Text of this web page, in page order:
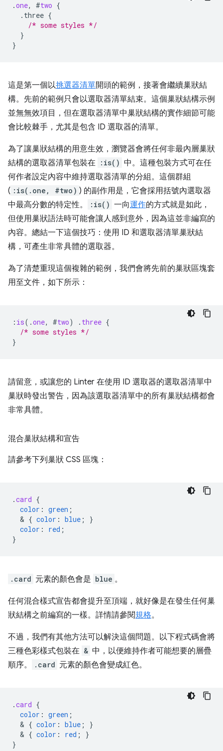
.one, #two {
.three {
/* some styles */
}
}
這是第一個以挑選器清單開頭的範例，接著會繼續巢狀結
構。先前的範例只會以選取器清單結束。這個巢狀結構示例
並無無效項目，但在選取器清單中巢狀結構的實作細節可能
會比較棘手，尤其是包含 ID 選取器的清單。
為了讓巢狀結構的用意生效，瀏覽器會將任何非最內層巢狀
結構的選取器清單包裝在 :is() 中。這種包裝方式可在任
何作者設定內容中維持選取器清單的分組。這個群組
( :is(.one, #two) ) 的副作用是，它會採用括號內選取器
中最高分數的特定性。
:is() 一向運作的方式就是如此，
但使用巢狀語法時可能會讓人感到意外，因為這並非編寫的
內容。總結一下這個技巧：使用 ID 和選取器清單巢狀結
構，可產生非常具體的選取器。
為了清楚重現這個複雜的範例，我們會將先前的巢狀區塊套
用至文件，如下所示：
: is( .one, #two) . three {
/* some styles */
}
請留意，或讓您的 Linter 在使用 ID 選取器的選取器清單中
巢狀時發出警告，因為該選取器清單中的所有巢狀結構都會
非常具體。
混合巢狀結構和宣告
請參考下列巢狀 CSS 區塊：
.card {
color : green ;
  &
{ color : blue ;
}
color : red ;
}
.card 元素的顏色會是 blue 。
任何混合樣式宣告都會提升至頂端，就好像是在發生任何巢
狀結構之前編寫的一樣。詳情請參閱規格。
不過，我們有其他方法可以解決這個問題。以下程式碼會將
三種色彩樣式包裝在 & 中，以便維持作者可能想要的層疊
順序。
.card 元素的顏色會變成紅色。
.card {
color : green ;
  &
{ color : blue ;
}
  &
{ color : red ;
}
}